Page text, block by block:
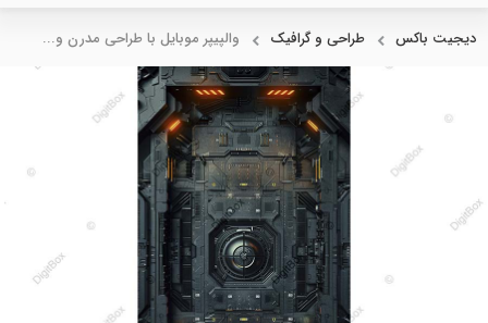
دیجیت باکس طراحی و گرافیک والپیپر موبایل با طراحی مدرن و...